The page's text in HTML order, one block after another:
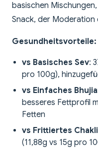
basischen
Snack, der
Gesundheitsvorteile:
vs Basisches Sev:
pro 100g),
vs Einfaches Bhujia
besseres Fettprofil
Fetten
vs Frittiertes Chakli
(11,88g vs 15g pro